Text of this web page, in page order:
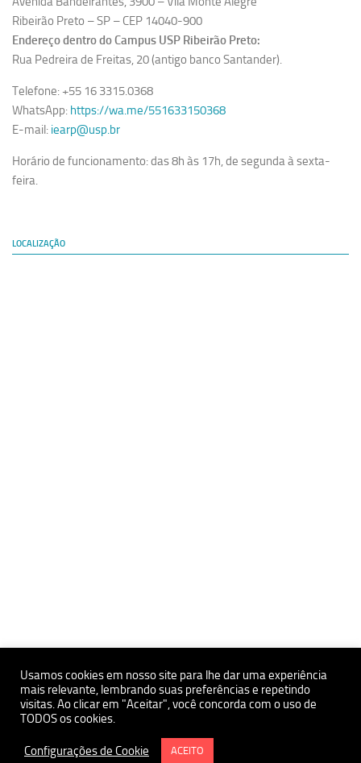
Ribeirão Preto – SP – CEP 14040-900
Endereço dentro do Campus USP Ribeirão Preto:
Rua Pedreira de Freitas, 20 (antigo banco Santander).
Telefone: +55 16 3315.0368
WhatsApp: https://wa.me/551633150368
E-mail: iearp@usp.br
Horário de funcionamento: das 8h às 17h, de segunda à sexta-
feira.
LOCALIZAÇÃO
Políticas de Privacidade e Proteçãoa de Dados Pessoais
Instituto de Estudos Avançados da USP Polo Ribeirão Preto
Usamos cookies em nosso site para lhe dar uma experiência
mais relevante, lembrando suas preferências e repetindo
visitas. Ao clicar em "Aceitar", você concorda com o uso de
TODOS os cookies.
Configurações de Cookie ACEITO